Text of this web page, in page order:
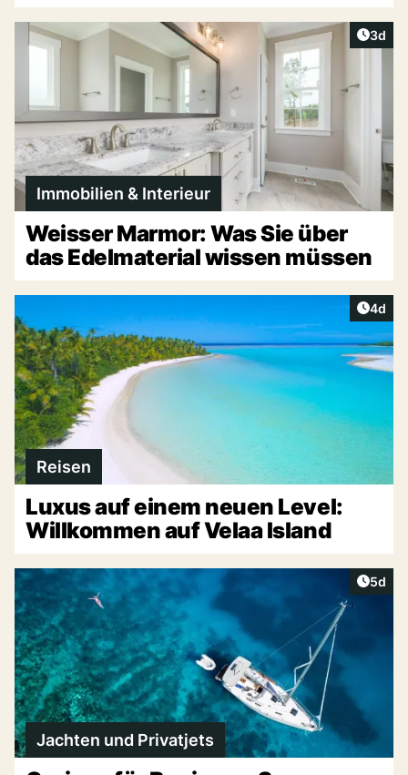
3d
Immobilien & Interieur
Weisser Marmor: Was Sie über
das Edelmaterial wissen müssen
4d
Reisen
Luxus auf einem neuen Level:
Willkommen auf Velaa Island
5d
Jachten und Privatjets